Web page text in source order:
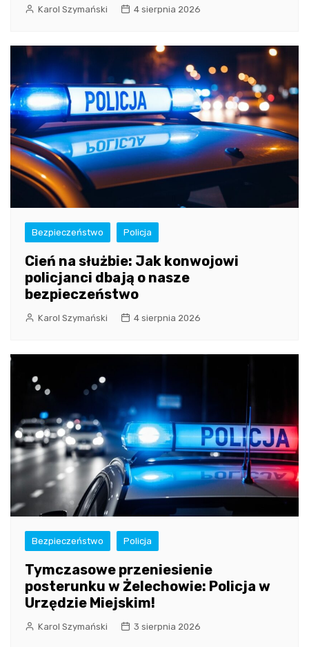
Karol Szymański 4 sierpnia 2026
Bezpieczeństwo Policja
Cień na służbie: Jak konwojowi
policjanci dbają o nasze
bezpieczeństwo
Karol Szymański 4 sierpnia 2026
Bezpieczeństwo Policja
Tymczasowe przeniesienie
posterunku w Żelechowie: Policja w
Urzędzie Miejskim!
Karol Szymański 3 sierpnia 2026